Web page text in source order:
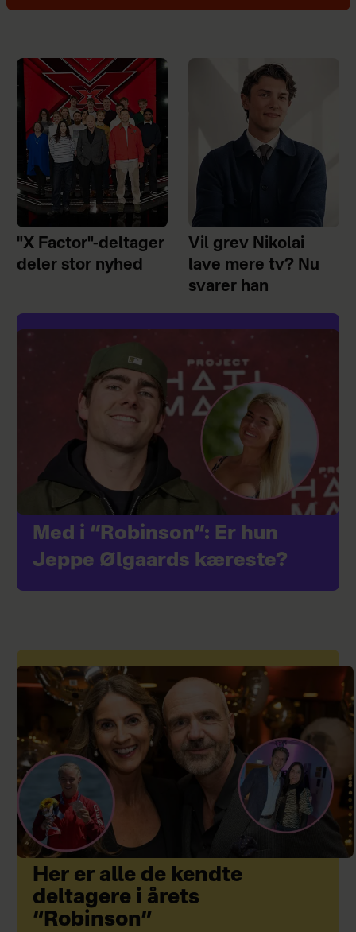
"X Factor"-deltager
deler stor nyhed
Vil grev Nikolai
lave mere tv? Nu
svarer han
Med i “Robinson”: Er hun
Jeppe Ølgaards kæreste?
Her er alle de kendte
deltagere i årets
“Robinson”